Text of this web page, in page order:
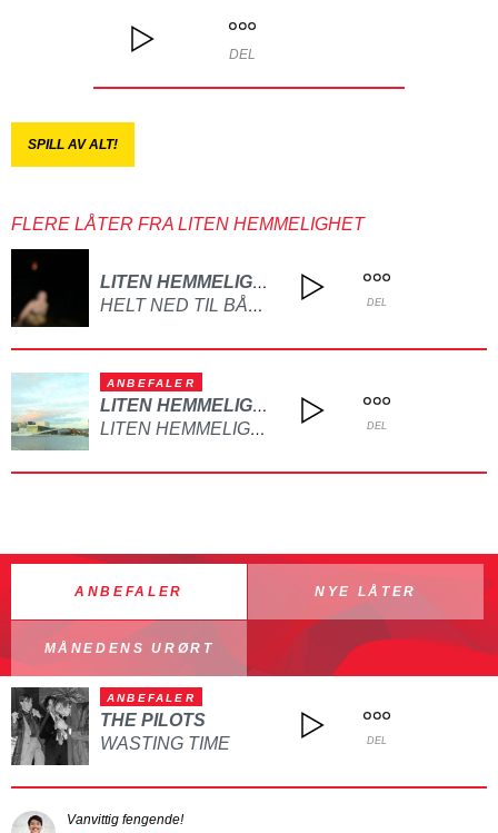
DEL
SPILL AV ALT!
FLERE LÅTER FRA LITEN HEMMELIGHET
LITEN HEMMELIGHET
HELT NED TIL BÅNN
DEL
ANBEFALER
LITEN HEMMELIGHET
LITEN HEMMELIGHET
DEL
ANBEFALER NYE LÅTER
MÅNEDENS URØRT
ANBEFALER
THE PILOTS
WASTING TIME
DEL
Vanvittig fengende!